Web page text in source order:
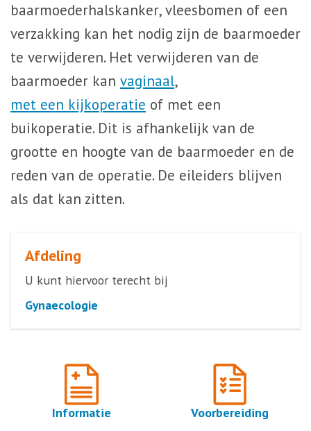
baarmoederhalskanker, vleesbomen of een
verzakking kan het nodig zijn de baarmoeder
te verwijderen. Het verwijderen van de
baarmoeder kan vaginaal,
met een kijkoperatie of met een
buikoperatie. Dit is afhankelijk van de
grootte en hoogte van de baarmoeder en de
reden van de operatie. De eileiders blijven
als dat kan zitten.
Afdeling
U kunt hiervoor terecht bij
Gynaecologie
Informatie Voorbereiding